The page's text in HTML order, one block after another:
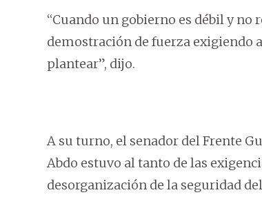
“Cuando un gobierno es débil y no
demostración de fuerza exigiendo
plantear”, dijo.
A su turno, el senador del Frente
Abdo estuvo al tanto de las
desorganización de la seguridad